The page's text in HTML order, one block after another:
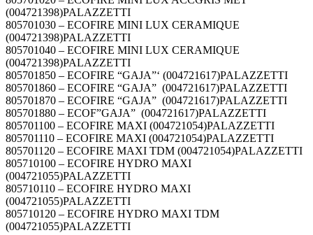
(004721398)PALAZZETTI
805701030 – ECOFIRE MINI LUX CERAMIQUE
(004721398)PALAZZETTI
805701040 – ECOFIRE MINI LUX CERAMIQUE
(004721398)PALAZZETTI
805701850 – ECOFIRE “GAJA”‘ (004721617)PALAZZETTI
805701860 – ECOFIRE “GAJA” (004721617)PALAZZETTI
805701870 – ECOFIRE “GAJA” (004721617)PALAZZETTI
805701880 – ECOF”GAJA” (004721617)PALAZZETTI
805701100 – ECOFIRE MAXI (004721054)PALAZZETTI
805701110 – ECOFIRE MAXI (004721054)PALAZZETTI
805701120 – ECOFIRE MAXI TDM (004721054)PALAZZETTI
805710100 – ECOFIRE HYDRO MAXI
(004721055)PALAZZETTI
805710110 – ECOFIRE HYDRO MAXI
(004721055)PALAZZETTI
805710120 – ECOFIRE HYDRO MAXI TDM
(004721055)PALAZZETTI